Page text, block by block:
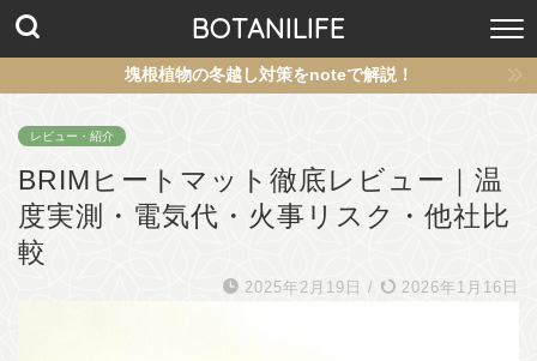
BOTANILIFE
塊根植物の冬越し対策をnoteで解説！
レビュー・紹介
BRIMヒートマット徹底レビュー｜温
度実測・電気代・火事リスク・他社比
較
2025年2月19日 / 2026年1月16日